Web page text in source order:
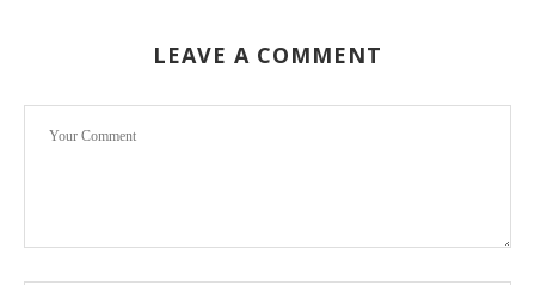
LEAVE A COMMENT